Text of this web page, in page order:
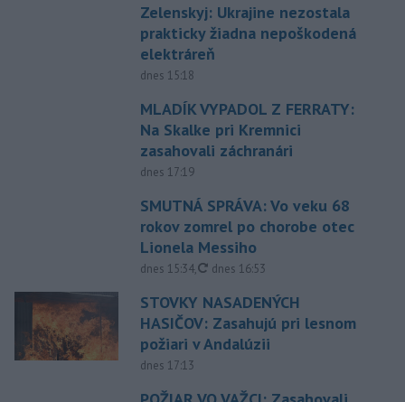
Zelenskyj: Ukrajine nezostala
prakticky žiadna nepoškodená
elektráreň
dnes 15:18
MLADÍK VYPADOL Z FERRATY:
Na Skalke pri Kremnici
zasahovali záchranári
dnes 17:19
SMUTNÁ SPRÁVA: Vo veku 68
rokov zomrel po chorobe otec
Lionela Messiho
dnes 15:34, aktualizované
dnes 16:53
STOVKY NASADENÝCH
HASIČOV: Zasahujú pri lesnom
požiari v Andalúzii
dnes 17:13